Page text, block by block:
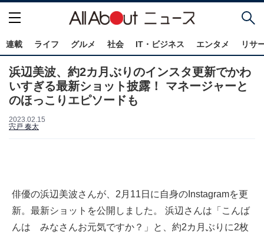
連載 ライフ グルメ 社会 IT・ビジネス エンタメ リサ
浜辺美波、約2カ月ぶりのインスタ更新でかわ
いすぎる最新ショット披露！ マネージャーと
のほっこりエピソードも
2023.02.15
宍戸 奏太
俳優の浜辺美波さんが、2月11日に自身のInstagramを更
新。最新ショットを公開しました。 浜辺さんは「こんば
んは みなさんお元気ですか？」と、約2カ月ぶりに2枚